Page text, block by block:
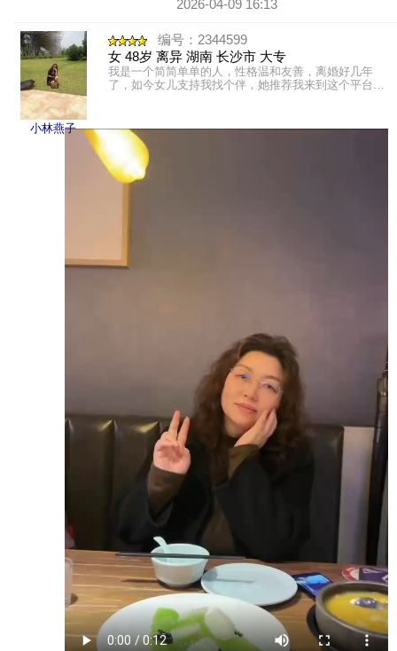
2026-04-09 16:13
小林燕子
编号：2344599
女 48岁 离异 湖南 长沙市 大专
我是一个简简单单的人，性格温和友善，离婚好几年
了，如今女儿支持我找个伴，她推荐我来到这个平台，